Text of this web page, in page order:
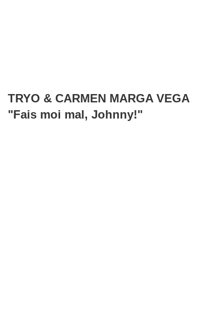
TRYO & CARMEN MARGA VEGA
"Fais moi mal, Johnny!"